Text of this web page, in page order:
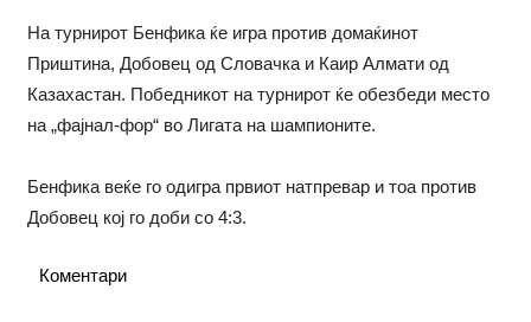
На турнирот Бенфика ќе игра против домаќинот
Приштина, Добовец од Словачка и Каир Алмати од
Казахастан. Победникот на турнирот ќе обезбеди место
на „фајнал-фор“ во Лигата на шампионите.
Бенфика веќе го одигра првиот натпревар и тоа против
Добовец кој го доби со 4:3.
Коментари